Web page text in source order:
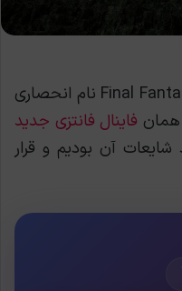
، Final Fantasy Origin نام انحصاری
فاینال فانتزی جدید
آن بودیم و قرار